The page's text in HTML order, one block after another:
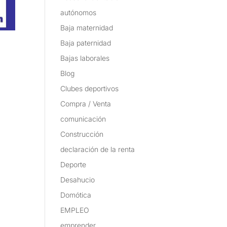
autónomos
Baja maternidad
Baja paternidad
Bajas laborales
Blog
Clubes deportivos
Compra / Venta
comunicación
Construcción
declaración de la renta
Deporte
Desahucio
Domótica
EMPLEO
emprender